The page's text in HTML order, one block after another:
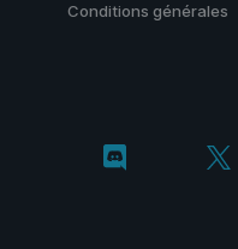
Conditions générales